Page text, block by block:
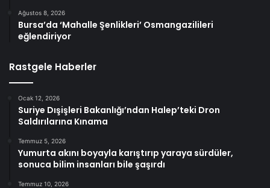
Ağustos 8, 2026
Bursa’da ‘Mahalle Şenlikleri’ Osmangazilileri
eğlendiriyor
Rastgele Haberler
Ocak 12, 2026
Suriye Dışişleri Bakanlığı’ndan Halep’teki Dron
Saldırılarına Kınama
Temmuz 5, 2026
Yumurta akını boyayla karıştırıp yaraya sürdüler,
sonuca bilim insanları bile şaşırdı
Temmuz 10, 2026